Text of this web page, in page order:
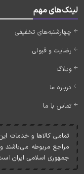
لینک‌های مهم
چهارشنبه‌های تخفیفی
رضایت و قبولی
وبلاگ
درباره ما
تماس با ما
تمامی کالاها و خدمات
مراجع مربوطه می‌باشند
جمهوری اسلامی ايران